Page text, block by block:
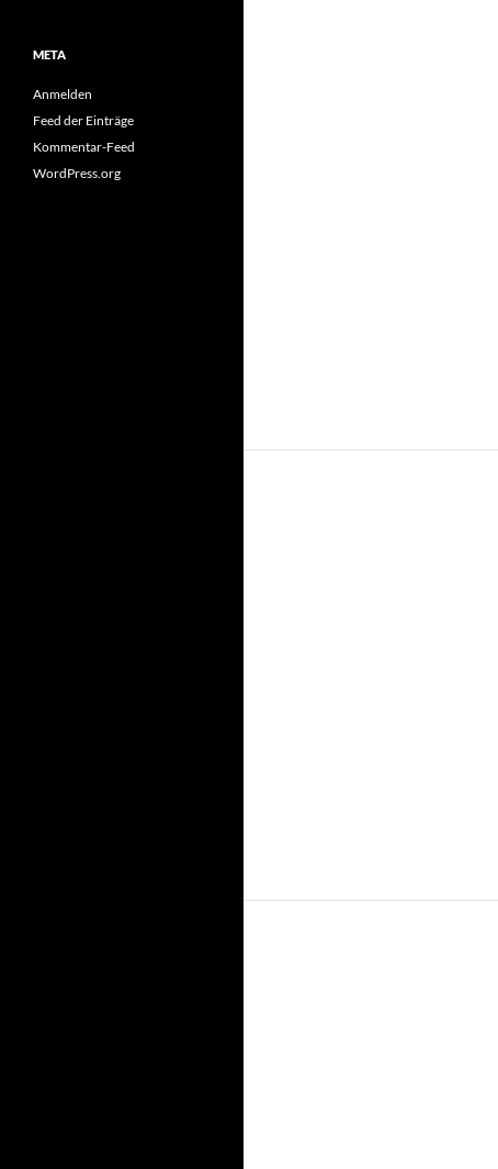
META
Anmelden
Feed der Einträge
Kommentar-Feed
WordPress.org